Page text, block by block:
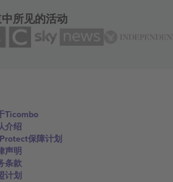
所见的活动
Ticombo
介绍
保障计划
声明
条款
计划